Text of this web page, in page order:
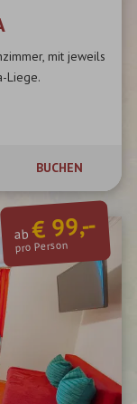
mit jeweils
Liege.
BUCHEN
ab€ 99,--
pro Person